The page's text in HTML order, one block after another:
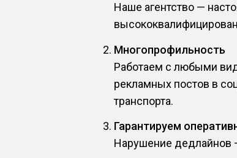
Наше агентство —
Многопрофильность
Работаем с любыми
рекламных постов в
транспорта.
Гарантируем
Нарушение дедлайнов